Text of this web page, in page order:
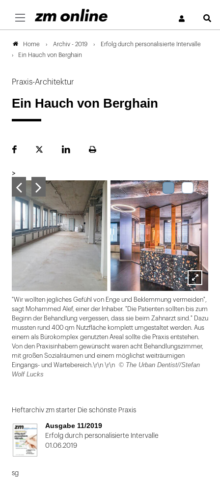
Home Archiv - 2019
Erfolg durch personalisierte Intervalle
Ein Hauch von Berghain
Praxis-Architektur
Ein Hauch von Berghain
FacebookPlattformLinekdInSeite
>
Lightbox
öffnen
"Wir wollten jegliches Gefühl von Enge und Beklemmung vermeiden",
sagt Mohammed Alef, einer der Inhaber. "Die Patienten sollten bis zum
Beginn der Behandlung vergessen, dass sie beim Zahnarzt sind." Dazu
mussten rund 400 qm Nutzfläche komplett umgestaltet werden. Aus
einem als Bürokomplex genutzten Areal sollte die Praxis entstehen.
Von den Praxisinhabern gewünscht waren acht Behandlungszimmer,
mit großen Sozialräumen und einem möglichst weiträumigen
Eingangs- und Wartebereich.\r\n \r\n
© The Urban Dentist//Stefan
Wolf Lucks
1
von
2
Heftarchiv zm starter Die schönste Praxis
Ausgabe 11/2019
Erfolg durch personalisierte Intervalle
01.06.2019
sg